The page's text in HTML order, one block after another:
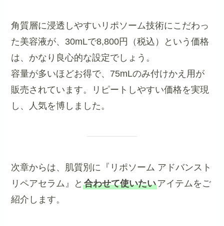
角質層に浸透しやすいリポソーム技術にこだわっ
た美容液が、30mLで8,800円（税込）という価格
は、かなり良心的な設定でしょう。
容量が多いほどお得で、75mLのみ付けかえ用が
販売されています。リピートしやすい価格を実現
し、人気を博しました。
次章からは、肌質別に『リポソーム アドバンスト
リペアセラム』と合わせて使いたいアイテムをご
紹介します。